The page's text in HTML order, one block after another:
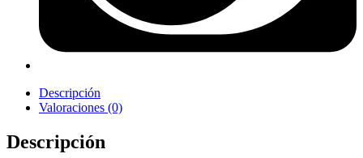
Descripción
Valoraciones (0)
Descripción